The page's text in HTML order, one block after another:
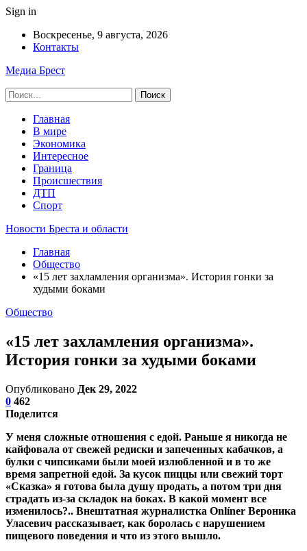
Sign in
Воскресенье, 9 августа, 2026
Контакты
Медиа Брест
Главная
В мире
Экономика
Интересное
Граница
Происшествия
ДТП
Спорт
Новости Бреста и области
Главная
Общество
«15 лет захламления организма». История гонки за
худыми боками
Общество
«15 лет захламления организма».
История гонки за худыми боками
Опубликовано Дек 29, 2022
0 462
Поделится
У меня сложные отношения с едой. Раньше я никогда не
кайфовала от свежей редиски и запеченных кабачков, а
булки с чипсиками были моей излюбленной и в то же
время запретной едой. За кусок пиццы или свежий торт
«Сказка» я готова была душу продать, а потом три дня
страдать из-за складок на боках. В какой момент все
изменилось?.. Внештатная журналистка Оnlíner Вероника
Уласевич рассказывает, как боролась с нарушением
пищевого поведения и что из этого вышло.